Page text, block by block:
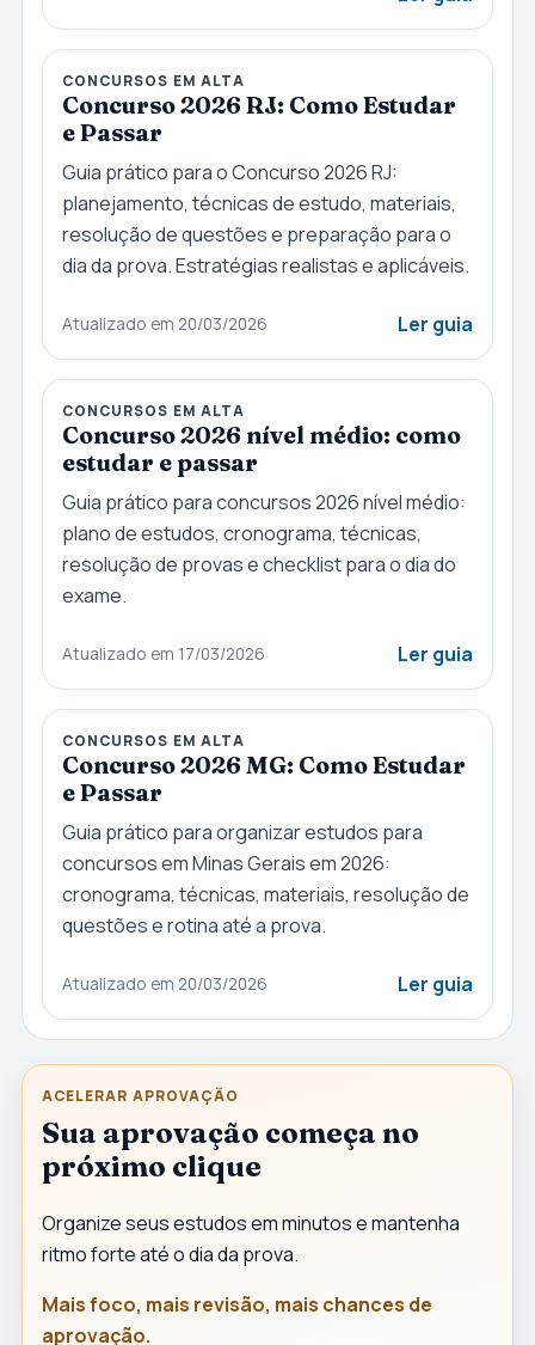
CONCURSOS EM ALTA
Concurso 2026 RJ: Como Estudar
e Passar
Guia prático para o Concurso 2026 RJ:
planejamento, técnicas de estudo, materiais,
resolução de questões e preparação para o
dia da prova. Estratégias realistas e aplicáveis.
Atualizado em 20/03/2026 Ler guia
CONCURSOS EM ALTA
Concurso 2026 nível médio: como
estudar e passar
Guia prático para concursos 2026 nível médio:
plano de estudos, cronograma, técnicas,
resolução de provas e checklist para o dia do
exame.
Atualizado em 17/03/2026 Ler guia
CONCURSOS EM ALTA
Concurso 2026 MG: Como Estudar
e Passar
Guia prático para organizar estudos para
concursos em Minas Gerais em 2026:
cronograma, técnicas, materiais, resolução de
questões e rotina até a prova.
Atualizado em 20/03/2026 Ler guia
ACELERAR APROVAÇÃO
Sua aprovação começa no
próximo clique
Organize seus estudos em minutos e mantenha
ritmo forte até o dia da prova.
Mais foco, mais revisão, mais chances de
aprovação.